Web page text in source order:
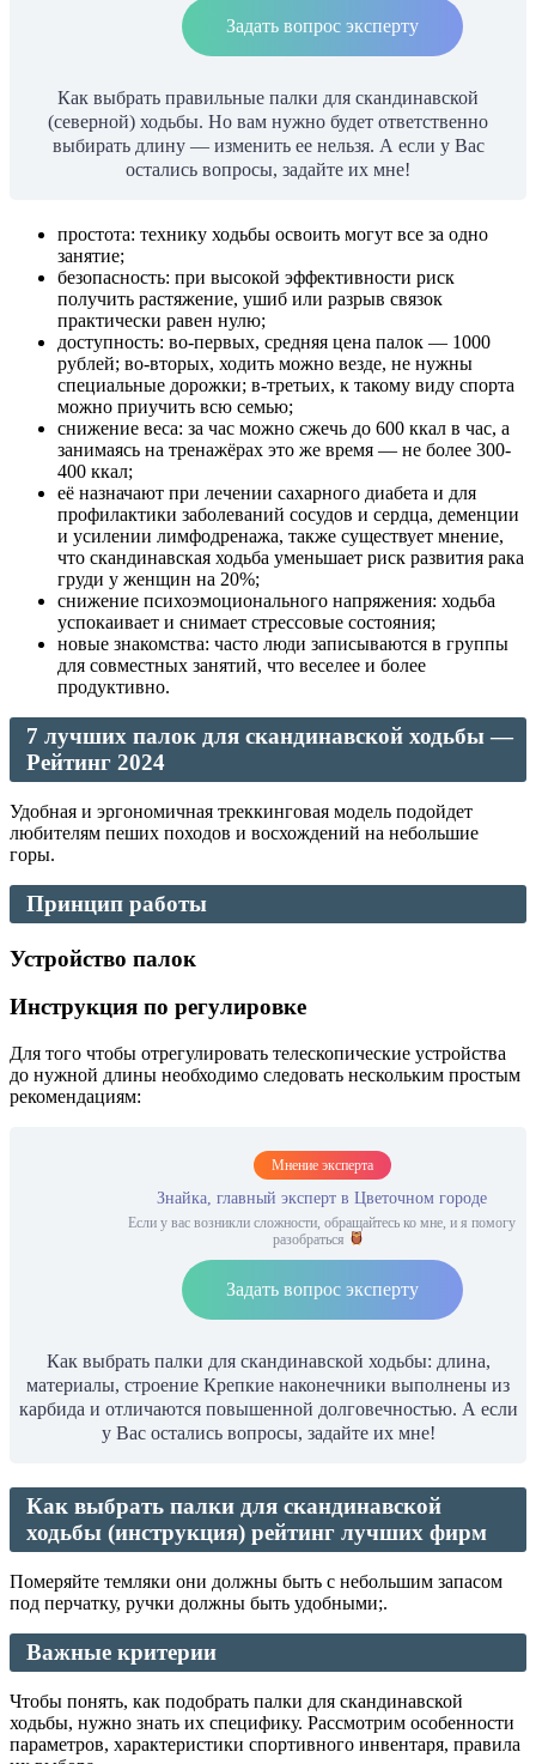
Задать вопрос эксперту
Как выбрать правильные палки для скандинавской
(северной) ходьбы. Но вам нужно будет ответственно
выбирать длину — изменить ее нельзя. А если у Вас
остались вопросы, задайте их мне!
простота: технику ходьбы освоить могут все за одно
занятие;
безопасность: при высокой эффективности риск
получить растяжение, ушиб или разрыв связок
практически равен нулю;
доступность: во-первых, средняя цена палок — 1000
рублей; во-вторых, ходить можно везде, не нужны
специальные дорожки; в-третьих, к такому виду спорта
можно приучить всю семью;
снижение веса: за час можно сжечь до 600 ккал в час, а
занимаясь на тренажёрах это же время — не более 300-
400 ккал;
её назначают при лечении сахарного диабета и для
профилактики заболеваний сосудов и сердца, деменции
и усилении лимфодренажа, также существует мнение,
что скандинавская ходьба уменьшает риск развития рака
груди у женщин на 20%;
снижение психоэмоционального напряжения: ходьба
успокаивает и снимает стрессовые состояния;
новые знакомства: часто люди записываются в группы
для совместных занятий, что веселее и более
продуктивно.
7 лучших палок для скандинавской ходьбы —
Рейтинг 2024
Удобная и эргономичная треккинговая модель подойдет
любителям пеших походов и восхождений на небольшие
горы.
Принцип работы
Устройство палок
Инструкция по регулировке
Для того чтобы отрегулировать телескопические устройства
до нужной длины необходимо следовать нескольким простым
рекомендациям:
Мнение эксперта
Знайка, главный эксперт в Цветочном городе
Если у вас возникли сложности, обращайтесь ко мне, и я помогу
разобраться
Задать вопрос эксперту
Как выбрать палки для скандинавской ходьбы: длина,
материалы, строение Крепкие наконечники выполнены из
карбида и отличаются повышенной долговечностью. А если
у Вас остались вопросы, задайте их мне!
Как выбрать палки для скандинавской
ходьбы (инструкция) рейтинг лучших фирм
Померяйте темляки они должны быть с небольшим запасом
под перчатку, ручки должны быть удобными;.
Важные критерии
Чтобы понять, как подобрать палки для скандинавской
ходьбы, нужно знать их специфику. Рассмотрим особенности
параметров, характеристики спортивного инвентаря, правила